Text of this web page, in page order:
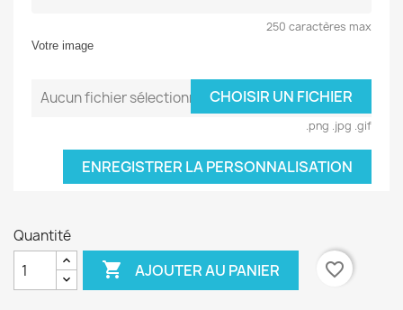
250 caractères max
Votre image
Aucun fichier sélectionné CHOISIR UN FICHIER
.png .jpg .gif
ENREGISTRER LA PERSONNALISATION
Quantité
 AJOUTER AU PANIER favorite_border